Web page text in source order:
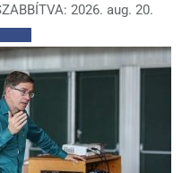
2026. aug. 20.